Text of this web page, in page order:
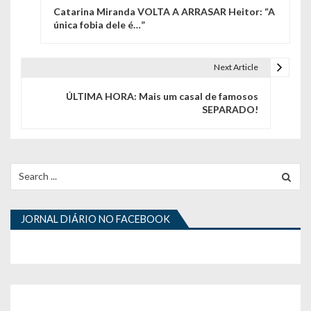
ã
o
d
Catarina Miranda VOLTA A ARRASAR Heitor: “A
única fobia dele é…”
Next Article
ÚLTIMA HORA: Mais um casal de famosos
SEPARADO!
for:
JORNAL DIÁRIO NO FACEBOOK